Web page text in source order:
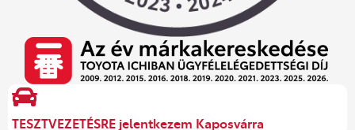
TESZTVEZETÉSRE jelentkezem Kaposvárra